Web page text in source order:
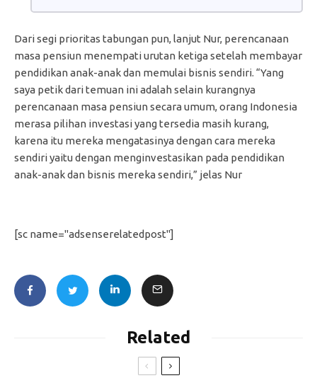
Dari segi prioritas tabungan pun, lanjut Nur, perencanaan
masa pensiun menempati urutan ketiga setelah membayar
pendidikan anak-anak dan memulai bisnis sendiri. “Yang
saya petik dari temuan ini adalah selain kurangnya
perencanaan masa pensiun secara umum, orang Indonesia
merasa pilihan investasi yang tersedia masih kurang,
karena itu mereka mengatasinya dengan cara mereka
sendiri yaitu dengan menginvestasikan pada pendidikan
anak-anak dan bisnis mereka sendiri,” jelas Nur
[sc name="adsenserelatedpost"]
Related